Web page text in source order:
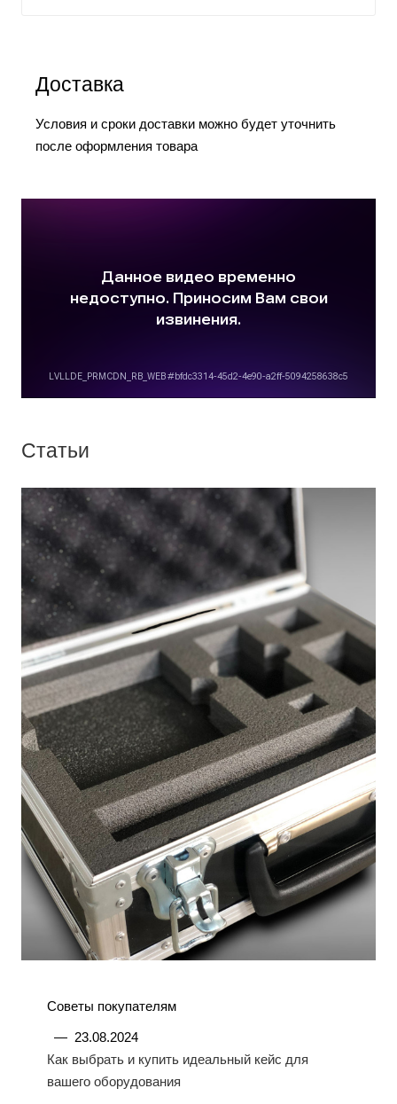
Доставка
Условия и сроки доставки можно будет уточнить
после оформления товара
Статьи
Советы покупателям
— 23.08.2024
Как выбрать и купить идеальный кейс для
вашего оборудования